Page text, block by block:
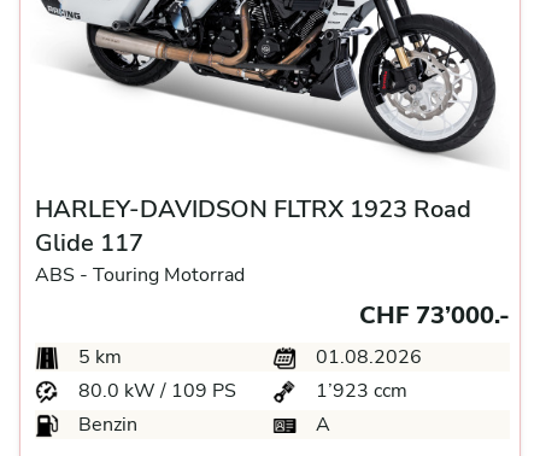
HARLEY-DAVIDSON FLTRX 1923 Road
Glide 117
ABS - Touring Motorrad
CHF 73’000.-
5 km
01.08.2026
80.0 kW / 109 PS
1’923 ccm
Benzin
A